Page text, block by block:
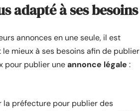
adapté à ses besoins
annonces en une seule, il est
mieux à ses besoins afin de publier
pour publier uneannonce légale :
préfecture pour publier des